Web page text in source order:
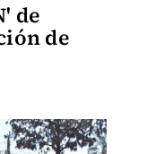
de
de